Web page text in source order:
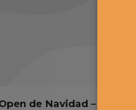
de Navidad – Cuadros